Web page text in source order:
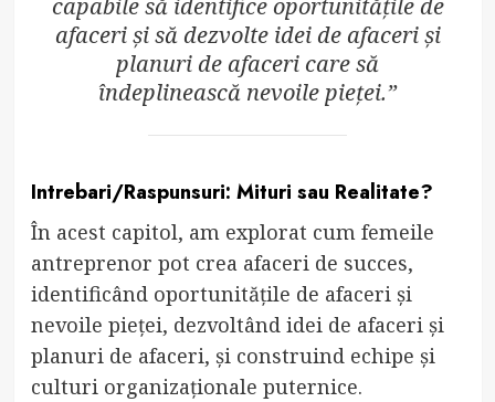
afaceri și să dezvolte idei de afaceri și
planuri de afaceri care să
îndeplinească nevoile pieței.”
Intrebari/Raspunsuri: Mituri sau Realitate?
În acest capitol, am explorat cum femeile
antreprenor pot crea afaceri de succes,
identificând oportunitățile de afaceri și
nevoile pieței, dezvoltând idei de afaceri și
planuri de afaceri, și construind echipe și
culturi organizaționale puternice.